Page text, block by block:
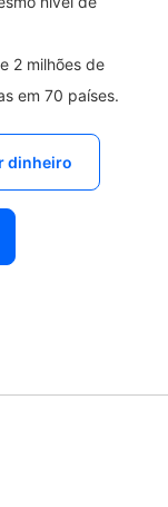
2 milhões de
em 70 países.
dinheiro